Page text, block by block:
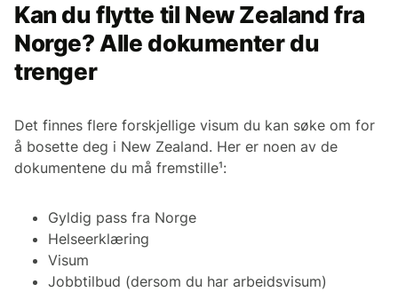
Kan du flytte til New Zealand fra
Norge? Alle dokumenter du
trenger
Det finnes flere forskjellige visum du kan søke om for
å bosette deg i New Zealand. Her er noen av de
dokumentene du må fremstille¹:
Gyldig pass fra Norge
Helseerklæring
Visum
Jobbtilbud (dersom du har arbeidsvisum)